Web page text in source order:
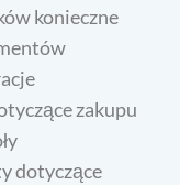
konieczne
zakupu
dotyczące